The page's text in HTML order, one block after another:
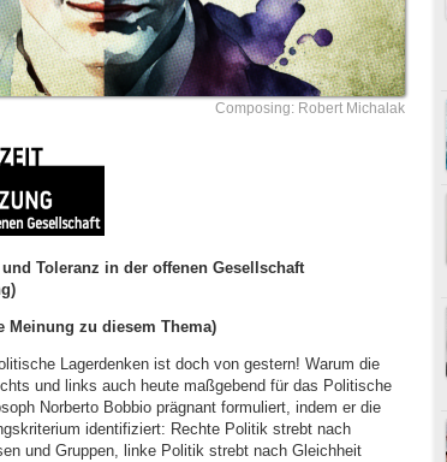
Composing: Robert Michalak
Toleranz in der offenen Gesellschaft
Meinung zu diesem Thema)
Lagerdenken ist doch von gestern! Warum die
und links auch heute maßgebend für das Politische
Norberto Bobbio prägnant formuliert, indem er die
identifiziert: Rechte Politik strebt nach
und Gruppen, linke Politik strebt nach Gleichheit